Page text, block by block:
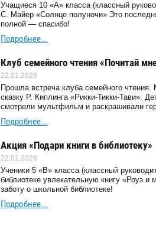
Учащиеся 10 «А» класса (классный
С. Майер «Солнце полуночи» Это
полной — спасибо!
Подробнее...
Клуб семейного чтения «Почитай
22.01.2026
Прошла встреча клуба семейного
сказку Р. Киплинга «Рикки-Тикки-Тави».
смотрели мультфильм и раскрашивали
Подробнее...
Акция «Подари книги в библиотеку»
22.01.2026
Ученики 5 «В» класса (классный
библиотеке увлекательную книгу «Роуз
заботу о школьной библиотеке!
Подробнее...